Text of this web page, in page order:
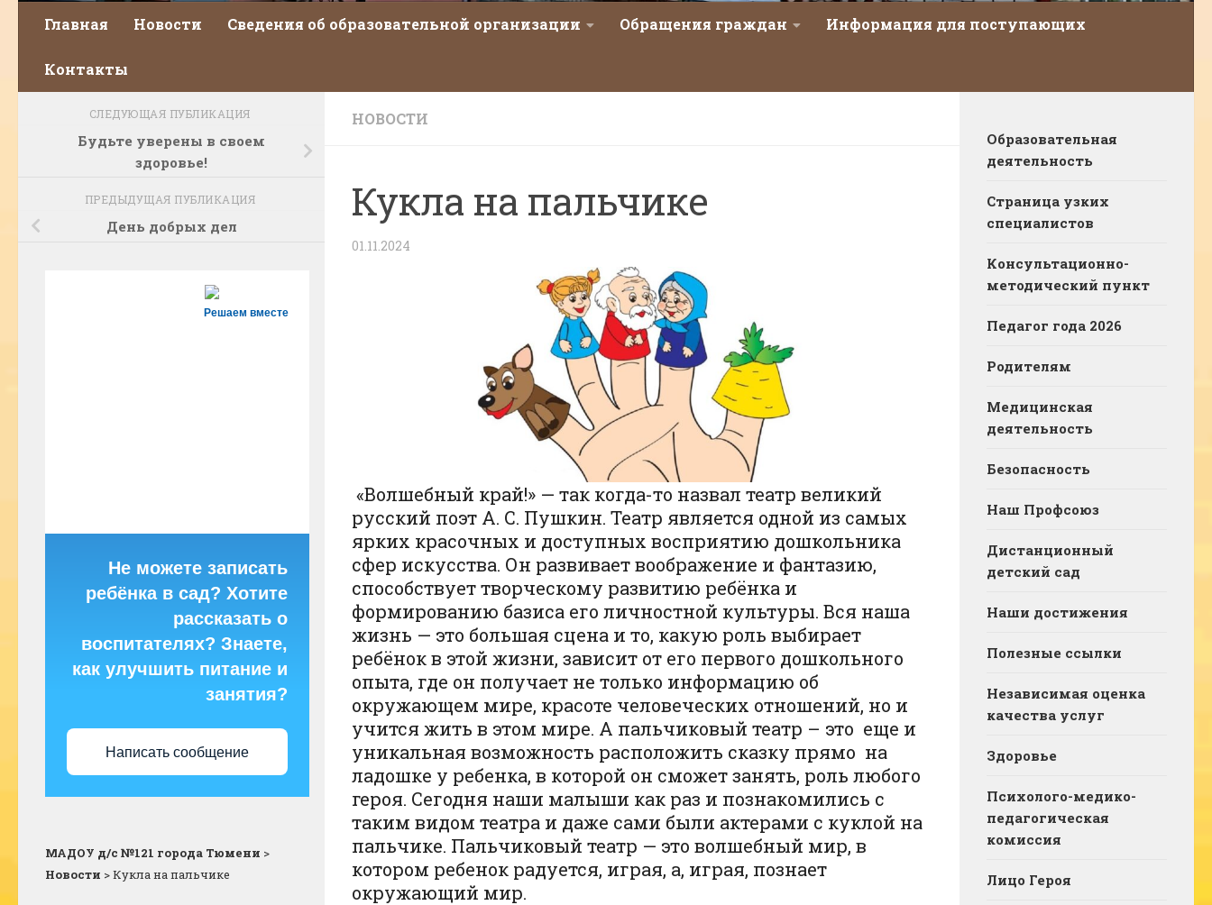
Главная Новости Сведения об образовательной организации Обращения граждан Информация для поступающих
Контакты
НОВОСТИ
Кукла на пальчике
01.11.2024
«Волшебный край!» — так когда-то назвал театр великий
русский поэт А. С. Пушкин. Театр является одной из самых
ярких красочных и доступных восприятию дошкольника
сфер искусства. Он развивает воображение и фантазию,
способствует творческому развитию ребёнка и
формированию базиса его личностной культуры. Вся наша
жизнь — это большая сцена и то, какую роль выбирает
ребёнок в этой жизни, зависит от его первого дошкольного
опыта, где он получает не только информацию об
окружающем мире, красоте человеческих отношений, но и
учится жить в этом мире. А пальчиковый театр – это еще и
уникальная возможность расположить сказку прямо на
ладошке у ребенка, в которой он сможет занять, роль любого
героя. Сегодня наши малыши как раз и познакомились с
таким видом театра и даже сами были актерами с куклой на
пальчике. Пальчиковый театр — это волшебный мир, в
котором ребенок радуется, играя, а, играя, познает
окружающий мир.
СЛЕДУЮЩАЯ ПУБЛИКАЦИЯ
Будьте уверены в своем
здоровье!
ПРЕДЫДУЩАЯ ПУБЛИКАЦИЯ
День добрых дел
Решаем вместе
Не можете записать
ребёнка в сад? Хотите
рассказать о
воспитателях? Знаете,
как улучшить питание и
занятия?
Написать сообщение
МАДОУ д/с №121 города Тюмени >
Новости >Кукла на пальчике
Образовательная
деятельность
Страница узких
специалистов
Консультационно-
методический пункт
Педагог года 2026
Родителям
Медицинская
деятельность
Безопасность
Наш Профсоюз
Дистанционный
детский сад
Наши достижения
Полезные ссылки
Независимая оценка
качества услуг
Здоровье
Психолого-медико-
педагогическая
комиссия
Лицо Героя